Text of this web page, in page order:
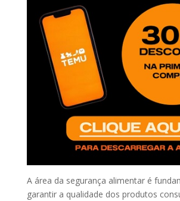
A área da segurança alimentar é
garantir a qualidade dos produtos